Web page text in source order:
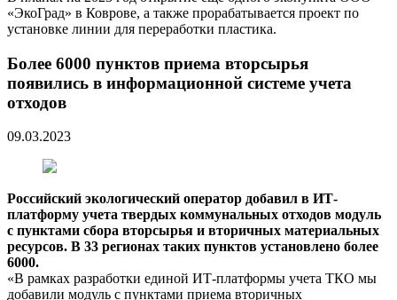
«ЭкоГрад» в Коврове, а также прорабатывается проект по
установке линии для переработки пластика.
Более 6000 пунктов приема вторсырья
появились в информационной системе учета
отходов
09.03.2023
Российский экологический оператор добавил в ИТ-
платформу учета твердых коммунальных отходов модуль
с пунктами сбора вторсырья и вторичных материальных
ресурсов. В 33 регионах таких пунктов установлено более
6000.
«В рамках разработки единой ИТ-платформы учета ТКО мы
добавили модуль с пунктами приема вторичных